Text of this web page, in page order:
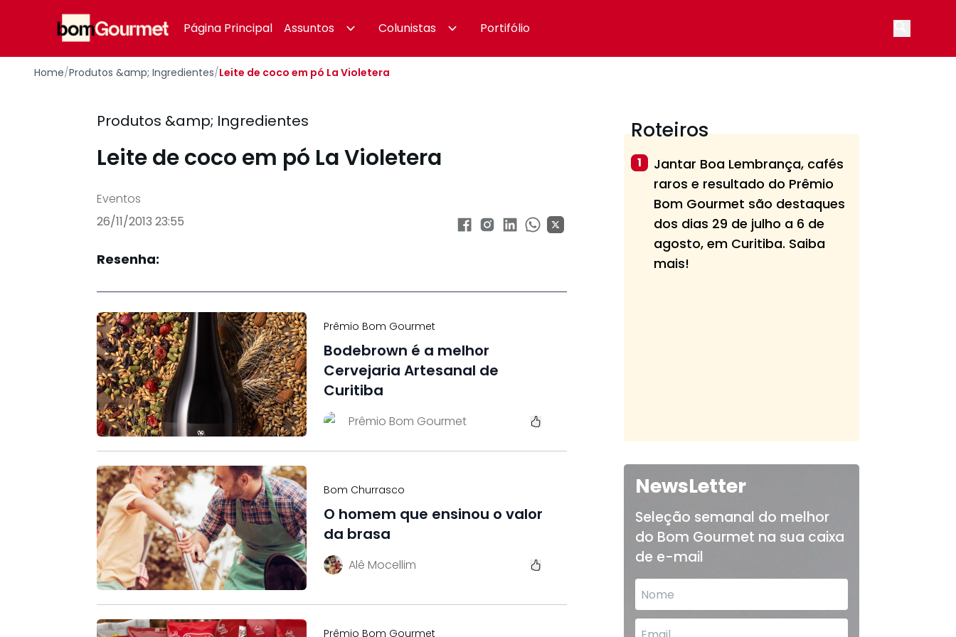
Página Principal
Assuntos Colunistas Portifólio
Home/Produtos &amp; Ingredientes/Leite de coco em pó La Violetera
Produtos &amp; Ingredientes
Leite de coco em pó La Violetera
Eventos
26/11/2013 23:55
Resenha:
Prêmio Bom Gourmet
Bodebrown é a melhor
Cervejaria Artesanal de
Curitiba
Prêmio Bom Gourmet
Bom Churrasco
O homem que ensinou o valor
da brasa
Alê Mocellim
Prêmio Bom Gourmet
Roteiros
1
Jantar Boa Lembrança, cafés
raros e resultado do Prêmio
Bom Gourmet são destaques
dos dias 29 de julho a 6 de
agosto, em Curitiba. Saiba
mais!
NewsLetter
Seleção semanal do melhor
do Bom Gourmet na sua caixa
de e-mail